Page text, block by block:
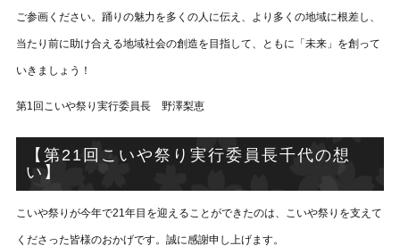
ご参画ください。踊りの魅力を多くの人に伝え、より多くの地域に根差し、
当たり前に助け合える地域社会の創造を目指して、ともに「未来」を創って
いきましょう！
第1回こいや祭り実行委員長 野澤梨恵
【第21回こいや祭り実行委員長千代の想
い】
こいや祭りが今年で21年目を迎えることができたのは、こいや祭りを支えて
くださった皆様のおかげです。誠に感謝申し上げます。